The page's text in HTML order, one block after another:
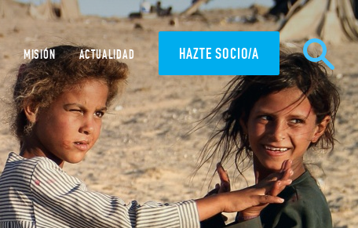
MISIÓN ACTUALIDAD HAZTE SOCIO/A